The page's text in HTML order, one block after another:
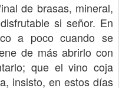
de brasas, mineral,
si señor. En
a poco cuando se
de más abrirlo con
que el vino coja
insisto, en estos días